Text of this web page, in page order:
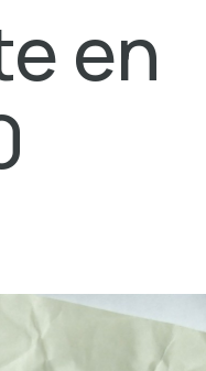
en